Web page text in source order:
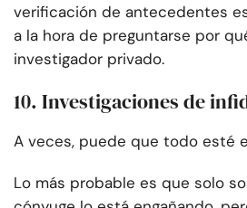
verificación de antecedentes
a la hora de preguntarse por
investigador privado.
10. Investigaciones de
A veces, puede que todo esté
Lo más probable es que solo